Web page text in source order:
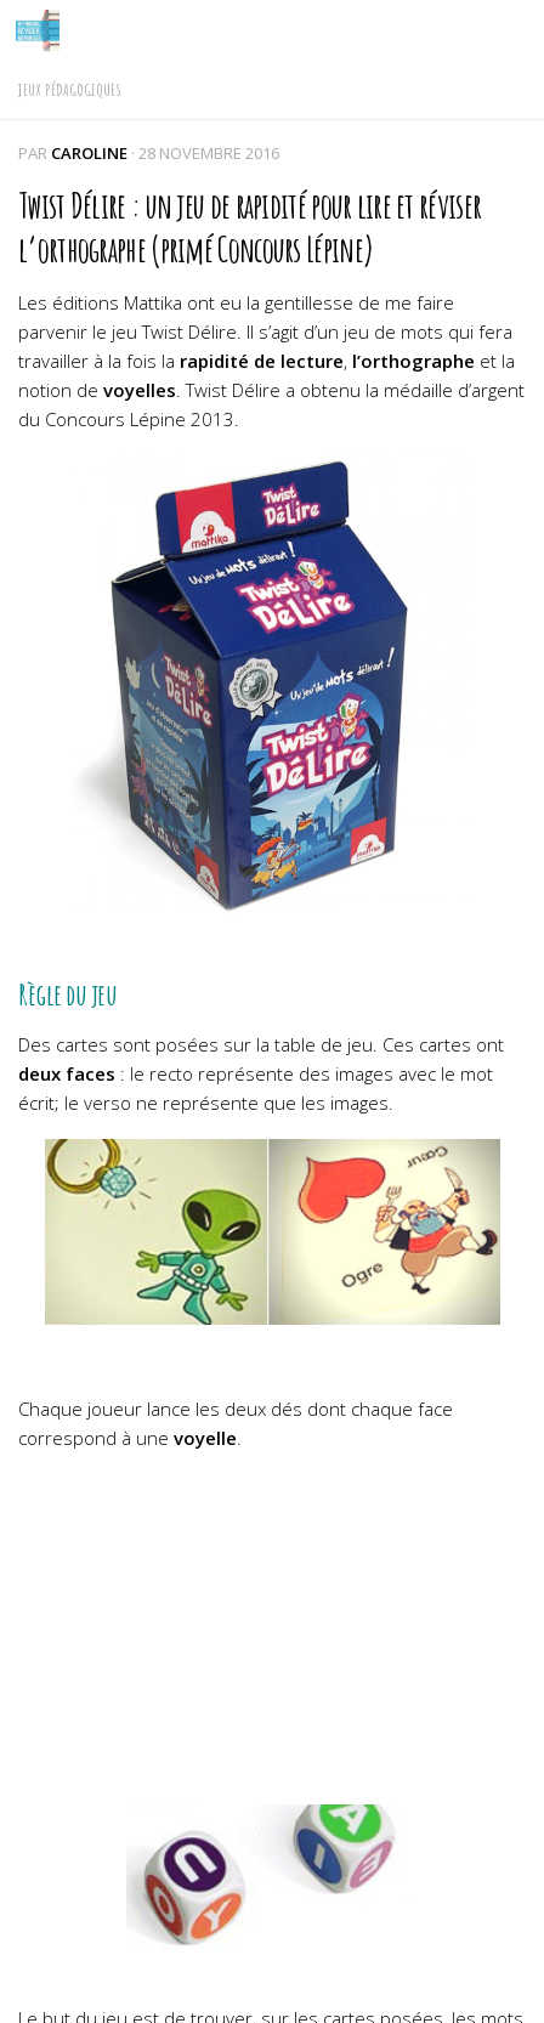
Skip to content
JEUX PÉDAGOGIQUES
PAR CAROLINE · 28 NOVEMBRE 2016
Twist Délire : un jeu de rapidité pour lire et réviser
l’orthographe (primé Concours Lépine)
Les éditions Mattika ont eu la gentillesse de me faire
parvenir le jeu Twist Délire. Il s’agit d’un jeu de mots qui fera
travailler à la fois la rapidité de lecture, l’orthographe et la
notion de voyelles.Twist Délire a obtenu la médaille d’argent
du Concours Lépine 2013.
Règle du jeu
Des cartes sont posées sur la table de jeu. Ces cartes ont
deux faces : le recto représente des images avec le mot
écrit; le verso ne représente que les images.
Chaque joueur lance les deux dés dont chaque face
correspond à une voyelle
Le but du jeu est de trouver, sur les cartes posées, les mots